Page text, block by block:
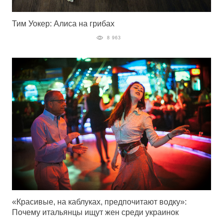
Тим Уокер: Алиса на грибах
8 963
«Красивые, на каблуках, предпочитают водку»:
Почему итальянцы ищут жен среди украинок